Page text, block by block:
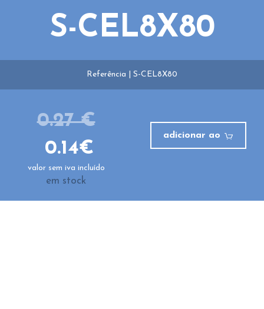
S-CEL8X80
Referência | S-CEL8X80
0.27 €
0.14€
valor sem iva incluído
em stock
adicionar ao